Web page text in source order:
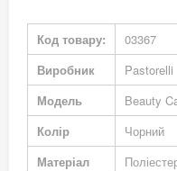
Докладніше
Код товару:
03367
Виробник
Pastorelli
Модель
Beauty
Колір
Чорний
Матеріал